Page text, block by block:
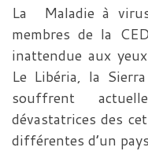
La Maladie à
membres de la
inattendue aux
Le Libéria, la
souffrent
dévastatrices des
différentes d’un